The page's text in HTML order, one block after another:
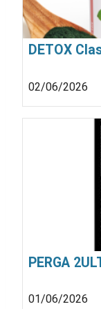
DETOX
02/06/2026
PERGA
01/06/2026